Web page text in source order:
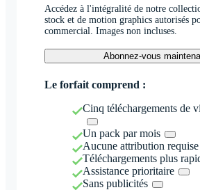
Accédez à l'intégralité de notre
stock et de motion graphics autorisés
commercial. Images non incluses.
Abonnez-vous
Le forfait comprend :
Cinq téléchargements de
Un pack par mois
Aucune attribution requise
Téléchargements plus
Assistance prioritaire
Sans publicités